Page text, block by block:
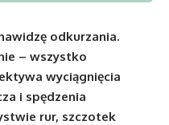
odkurzania.
– wszystko
wyciągnięcia
i spędzenia
rur, szczotek